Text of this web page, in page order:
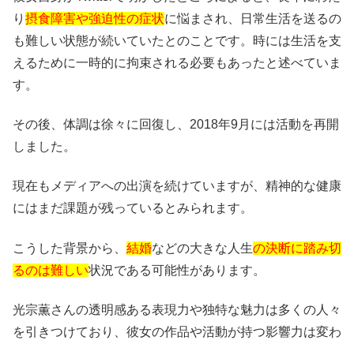
り 摂食障害や強迫性の症状に悩まされ、日常生活を送るの
も難しい状態が続いていたとのことです。時には生活を支
えるために一時的に拘束される必要もあったと述べていま
す。
その後、体調は徐々に回復し、2018年9月には活動を再開
しました。
現在もメディアへの出演を続けていますが、精神的な健康
にはまだ課題が残っているとみられます。
こうした背景から、 結婚などの大きな人生の決断に踏み切
るのは難しい状況である可能性があります。
光宗薫さんの透明感ある表現力や独特な魅力は多くの人々
を引きつけており、彼女の作品や活動が持つ影響力は変わ